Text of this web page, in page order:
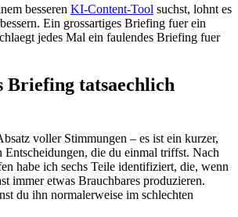
besseren KI-Content-Tool suchst, lohnt es
Ein grossartiges Briefing fuer ein
jedes Mal ein faulendes Briefing fuer
Briefing tatsaechlich
voller Stimmungen – es ist ein kurzer,
Entscheidungen, die du einmal triffst. Nach
habe ich sechs Teile identifiziert, die, wenn
immer etwas Brauchbares produzieren.
du ihn normalerweise im schlechten